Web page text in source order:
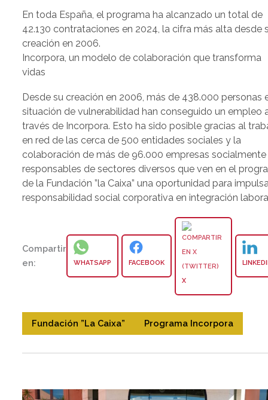
En toda España, el programa ha alcanzado un total de
42.130 contrataciones en 2024, la cifra más alta desde
creación en 2006.
Incorpora, un modelo de colaboración que transforma
vidas
Desde su creación en 2006, más de 438.000 personas
situación de vulnerabilidad han conseguido un empleo
través de Incorpora. Esto ha sido posible gracias al
en red de las cerca de 500 entidades sociales y la
colaboración de más de 96.000 empresas socialmente
responsables de sectores diversos que ven en el
de la Fundación ”la Caixa” una oportunidad para
responsabilidad social corporativa en integración
Compartir
en:
WHATSAPP FACEBOOK
X
Fundación ”la Caixa” Programa Incorpora